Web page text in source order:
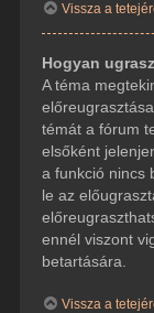
Vissza a
Hogyan
A téma
témát a fórum
elsőként
a funkció nincs
le az
ennél viszont
betartására.
Vissza a